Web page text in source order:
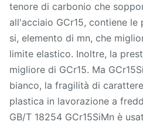
tenore di carbonio che
all'acciaio GCr15, contiene
si, elemento di mn, che
limite elastico. Inoltre, la
migliore di GCr15. Ma
bianco, la fragilità di
plastica in lavorazione a
GB/T 18254 GCr15SiMn è